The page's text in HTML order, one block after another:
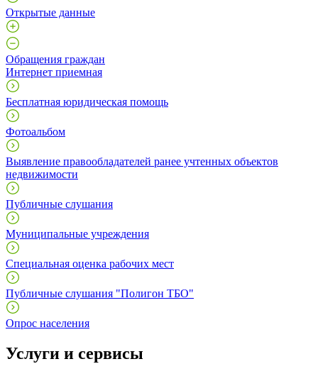
Открытые данные
Обращения граждан
Интернет приемная
Бесплатная юридическая помощь
Фотоальбом
Выявление правообладателей ранее учтенных объектов
недвижимости
Публичные слушания
Муниципальные учреждения
Специальная оценка рабочих мест
Публичные слушания "Полигон ТБО"
Опрос населения
Услуги и сервисы